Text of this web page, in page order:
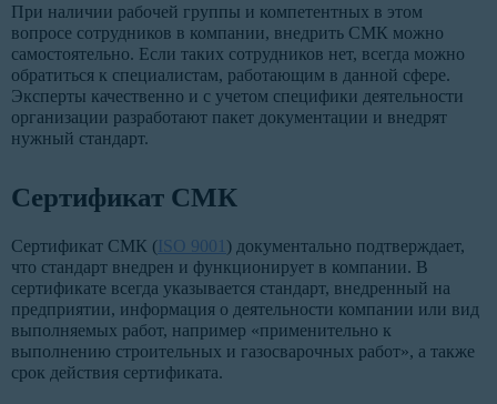
При наличии рабочей группы и компетентных в этом
вопросе сотрудников в компании, внедрить СМК можно
самостоятельно. Если таких сотрудников нет, всегда можно
обратиться к специалистам, работающим в данной сфере.
Эксперты качественно и с учетом специфики деятельности
организации разработают пакет документации и внедрят
нужный стандарт.
Сертификат СМК
Сертификат СМК (ISO 9001 ) документально подтверждает,
что стандарт внедрен и функционирует в компании. В
сертификате всегда указывается стандарт, внедренный на
предприятии, информация о деятельности компании или вид
выполняемых работ, например «применительно к
выполнению строительных и газосварочных работ», а также
срок действия сертификата.